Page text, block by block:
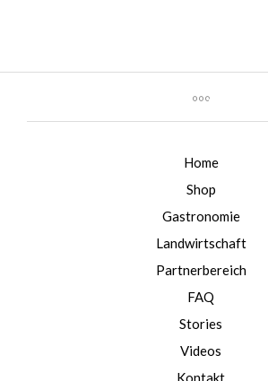
Home
Shop
Gastronomie
Landwirtschaft
Partnerbereich
FAQ
Stories
Videos
Kontakt